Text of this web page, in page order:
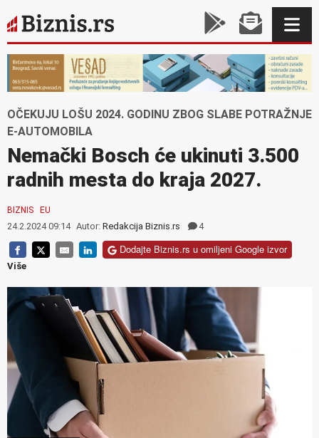
OČEKUJU LOŠU 2024. GODINU ZBOG SLABE POTRAŽNJE
E-AUTOMOBILA
Nemački Bosch će ukinuti 3.500
radnih mesta do kraja 2027.
BIZNIS EU
24.2.2024 09:14 Autor: Redakcija Biznis.rs 4
Dodajte Biznis.rs u omiljeni Google izvor
Više